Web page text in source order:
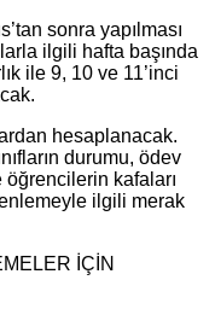
sonra yapılması
ilgili hafta başında
ile 9, 10 ve 11’inci
hesaplanacak.
durumu, ödev
kafaları
ilgili merak
İÇİN